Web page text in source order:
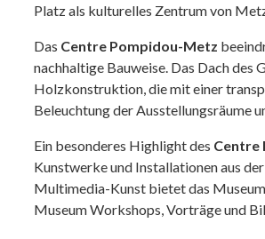
Platz als kulturelles Zentrum von
Das Centre Pompidou-Metz
nachhaltige Bauweise. Das Dach des
Holzkonstruktion, die mit einer
Beleuchtung der Ausstellungsräume
Ein besonderes Highlight des Centre
Kunstwerke und Installationen aus
Multimedia-Kunst bietet das
Museum Workshops, Vorträge und